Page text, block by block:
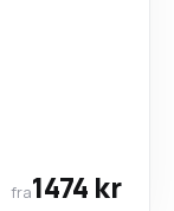
fra1474 kr